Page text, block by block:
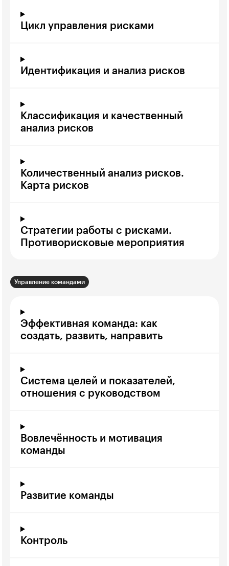
Цикл управления рисками
Идентификация и анализ рисков
Классификация и качественный
анализ рисков
Количественный анализ рисков.
Карта рисков
Стратегии работы с рисками.
Противорисковые мероприятия
Управление командами
Эффективная команда: как
создать, развить, направить
Система целей и показателей,
отношения с руководством
Вовлечённость и мотивация
команды
Развитие команды
Контроль